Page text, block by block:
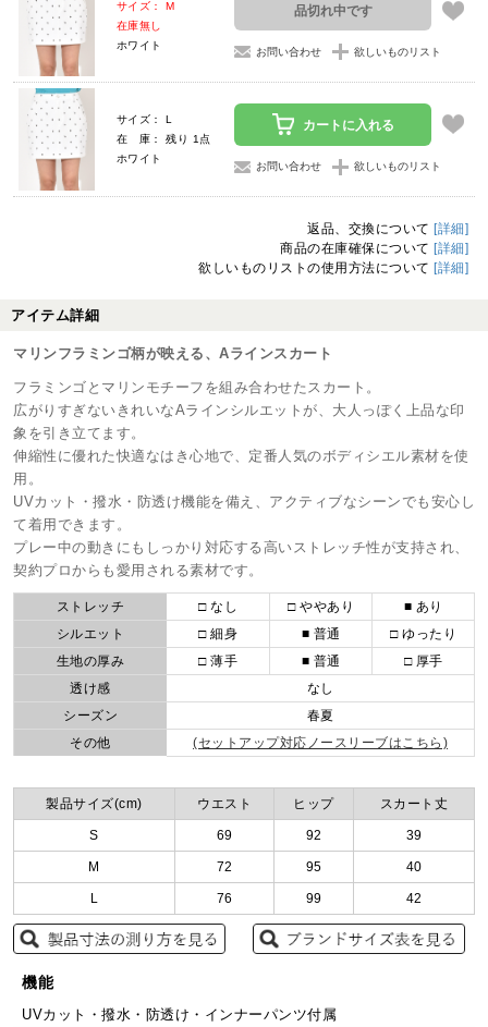
サイズ： M
在庫無し
ホワイト
品切れ中です
お問い合わせ 欲しいものリスト
サイズ： L
在 庫： 残り 1点
ホワイト
カートに入れる
お問い合わせ 欲しいものリスト
返品、交換について [詳細]
商品の在庫確保について [詳細]
欲しいものリストの使用方法について [詳細]
アイテム詳細
マリンフラミンゴ柄が映える、Aラインスカート
フラミンゴとマリンモチーフを組み合わせたスカート。
広がりすぎないきれいなAラインシルエットが、大人っぽく上品な印
象を引き立てます。
伸縮性に優れた快適なはき心地で、定番人気のボディシエル素材を使
用。
UVカット・撥水・防透け機能を備え、アクティブなシーンでも安心し
て着用できます。
プレー中の動きにもしっかり対応する高いストレッチ性が支持され、
契約プロからも愛用される素材です。
ストレッチ □ なし □ ややあり
■ あり
シルエット
□ 細身 ■ 普通
□ ゆったり
生地の厚み
□ 薄手 ■ 普通
□ 厚手
透け感
なし
シーズン
春夏
その他
(セットアップ対応ノースリーブはこちら)
製品サイズ(cm) ウエスト ヒップ スカート丈
S 69 92 39
M 72 95 40
L 76 99 42
機能
UVカット・撥水・防透け・インナーパンツ付属